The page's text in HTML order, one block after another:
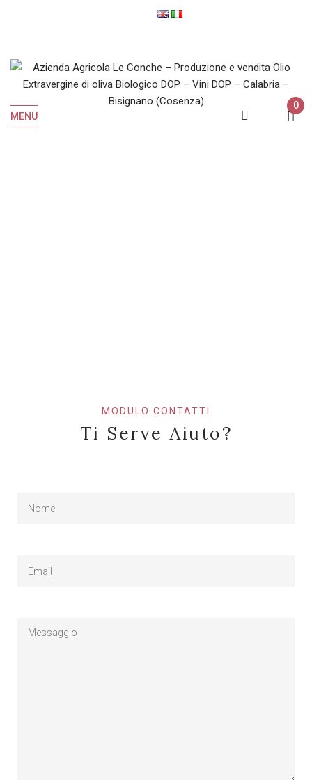
MENU
0
MODULO CONTATTI
Ti Serve Aiuto?